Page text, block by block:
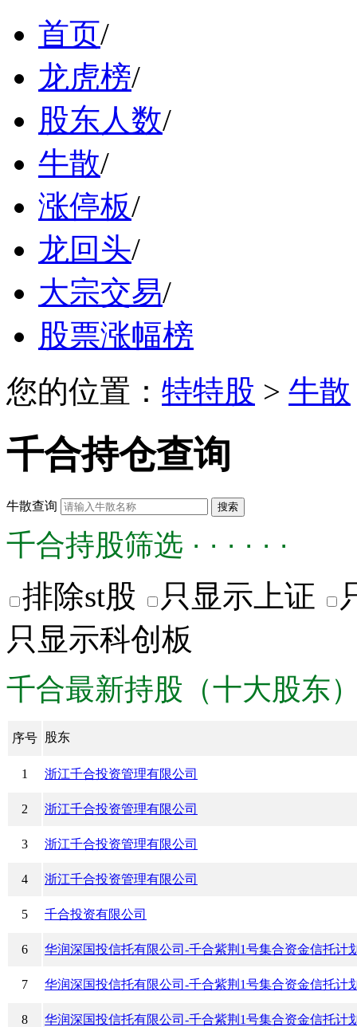
首页/
龙虎榜/
股东人数/
牛散/
涨停板/
龙回头/
大宗交易/
股票涨幅榜
您的位置： 特特股 > 牛散
千合持仓查询
牛散查询
千合持股筛选 · · · · · ·
排除st股 只显示上证
只显示科创板
千合最新持股（十大股东）
序号 股东
1 浙江千合投资管理有限公司
2 浙江千合投资管理有限公司
3 浙江千合投资管理有限公司
4 浙江千合投资管理有限公司
5 千合投资有限公司
6 华润深国投信托有限公司-千合紫荆1号集合资金信托计
7 华润深国投信托有限公司-千合紫荆1号集合资金信托计
8 华润深国投信托有限公司-千合紫荆1号集合资金信托计